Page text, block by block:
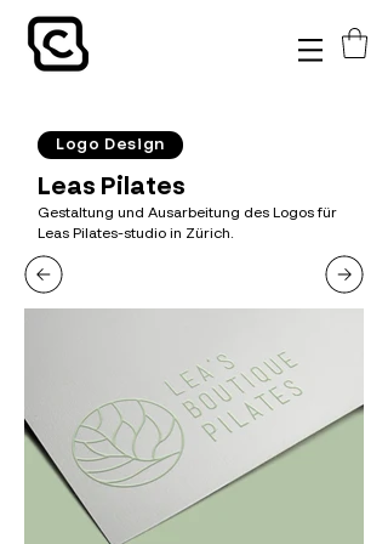
Logo Design
Leas Pilates
Gestaltung und Ausarbeitung des Logos für
Leas Pilates-studio in Zürich.